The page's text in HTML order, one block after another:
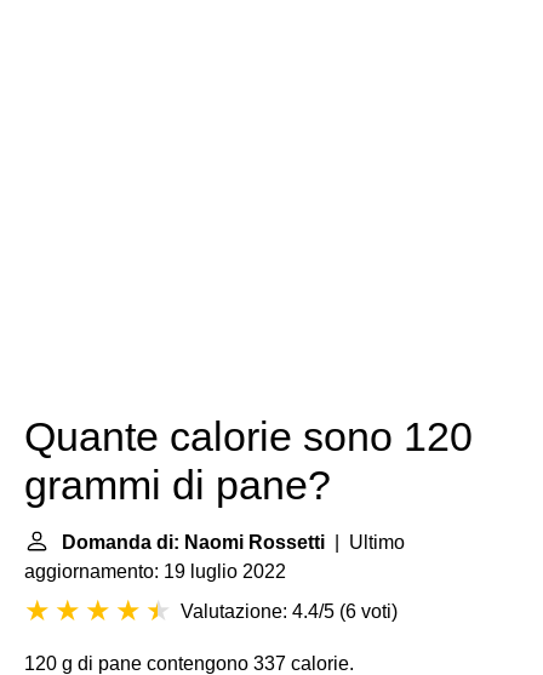
Quante calorie sono 120
grammi di pane?
Domanda di: Naomi Rossetti | Ultimo
aggiornamento: 19 luglio 2022
Valutazione: 4.4/5 (6 voti)
120 g di pane contengono 337 calorie.